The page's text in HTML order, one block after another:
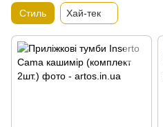
Стиль Хай-тек